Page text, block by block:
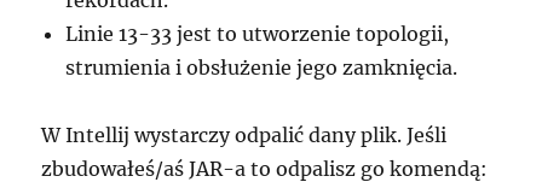
Linie 13-33 jest to utworzenie topologii,
strumienia i obsłużenie jego zamknięcia.
W Intellij wystarczy odpalić dany plik. Jeśli
zbudowałeś/aś JAR-a to odpalisz go komendą: